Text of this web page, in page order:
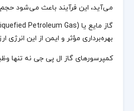
می‌آید، این فرآیند باعث می‌شود
بهره‌برداری مؤثر و ایمن از این
کمپرسورهای گاز ال پی جی نه‌ تنها